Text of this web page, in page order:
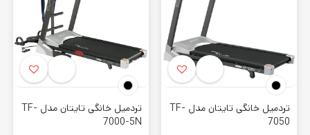
تردمیل خانگی تایتان مدل TF-
7050
تردمیل خانگی تایتان مدل TF-
7000-5N